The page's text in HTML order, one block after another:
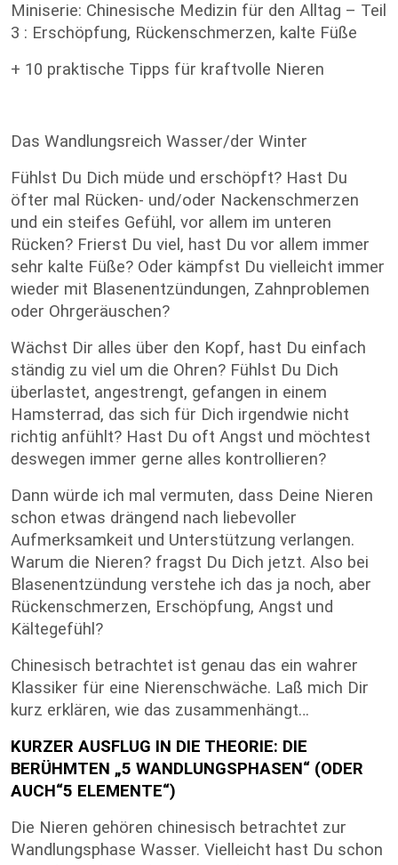
Miniserie: Chinesische Medizin für den Alltag – Teil
3 : Erschöpfung, Rückenschmerzen, kalte Füße
+ 10 praktische Tipps für kraftvolle Nieren
Das Wandlungsreich Wasser/der Winter
Fühlst Du Dich müde und erschöpft? Hast Du
öfter mal Rücken- und/oder Nackenschmerzen
und ein steifes Gefühl, vor allem im unteren
Rücken? Frierst Du viel, hast Du vor allem immer
sehr kalte Füße? Oder kämpfst Du vielleicht immer
wieder mit Blasenentzündungen, Zahnproblemen
oder Ohrgeräuschen?
Wächst Dir alles über den Kopf, hast Du einfach
ständig zu viel um die Ohren? Fühlst Du Dich
überlastet, angestrengt, gefangen in einem
Hamsterrad, das sich für Dich irgendwie nicht
richtig anfühlt? Hast Du oft Angst und möchtest
deswegen immer gerne alles kontrollieren?
Dann würde ich mal vermuten, dass Deine Nieren
schon etwas drängend nach liebevoller
Aufmerksamkeit und Unterstützung verlangen.
Warum die Nieren? fragst Du Dich jetzt. Also bei
Blasenentzündung verstehe ich das ja noch, aber
Rückenschmerzen, Erschöpfung, Angst und
Kältegefühl?
Chinesisch betrachtet ist genau das ein wahrer
Klassiker für eine Nierenschwäche. Laß mich Dir
kurz erklären, wie das zusammenhängt…
KURZER AUSFLUG IN DIE THEORIE: DIE
BERÜHMTEN „5 WANDLUNGSPHASEN“ (ODER
AUCH“5 ELEMENTE“)
Die Nieren gehören chinesisch betrachtet zur
Wandlungsphase Wasser. Vielleicht hast Du schon